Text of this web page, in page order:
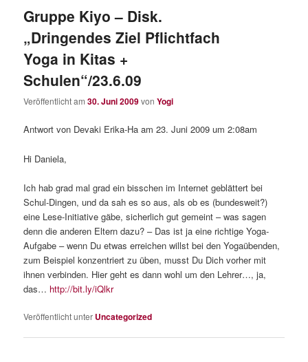
Gruppe Kiyo – Disk.
„Dringendes Ziel Pflichtfach
Yoga in Kitas +
Schulen“/23.6.09
Veröffentlicht am30. Juni 2009vonYogi
Antwort von Devaki Erika-Ha am 23. Juni 2009 um 2:08am
Hi Daniela,
Ich hab grad mal grad ein bisschen im Internet geblättert bei
Schul-Dingen, und da sah es so aus, als ob es (bundesweit?)
eine Lese-Initiative gäbe, sicherlich gut gemeint – was sagen
denn die anderen Eltern dazu? – Das ist ja eine richtige Yoga-
Aufgabe – wenn Du etwas erreichen willst bei den Yogaübenden,
zum Beispiel konzentriert zu üben, musst Du Dich vorher mit
ihnen verbinden. Hier geht es dann wohl um den Lehrer…, ja,
das… http://bit.ly/iQlkr
Veröffentlicht unter Uncategorized